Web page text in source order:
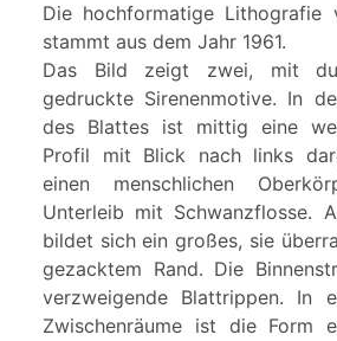
Die hochformatige Lithografie
stammt aus dem Jahr 1961.
Das Bild zeigt zwei, mit
gedruckte Sirenenmotive. In
des Blattes ist mittig eine
Profil mit Blick nach links
einen menschlichen
Unterleib mit Schwanzflosse.
bildet sich ein großes, sie
gezacktem Rand. Die
verzweigende Blattrippen. In
Zwischenräume ist die Form